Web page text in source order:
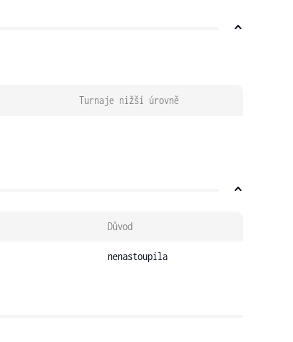
Turnaje nižší úrovně
Důvod
nenastoupila